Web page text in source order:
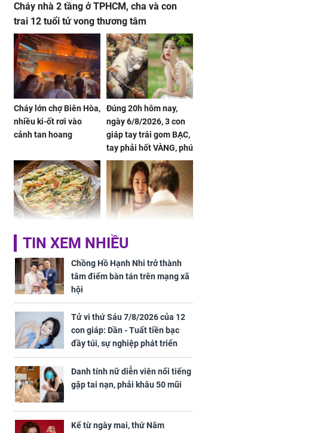
Cháy nhà 2 tầng ở TPHCM, cha và con
trai 12 tuổi tử vong thương tâm
Cháy lớn chợ Biên Hòa,
nhiều ki-ốt rơi vào
cảnh tan hoang
Đúng 20h hôm nay,
ngày 6/8/2026, 3 con
giáp tay trái gom BẠC,
tay phải hốt VÀNG, phú
quý ngập nhà, của cải
chất đầy kho
Không ngờ loại rau chỉ
vài nghìn ở chợ lại có
nhiều công dụng tốt
cho sức khỏe
Vừa ly hôn, vợ cũ sinh
đứa con giống mình
như đúc nhưng bí mật
phía sau gây sốc
Tử vi thứ Sáu
7/8/2026 của 12 con
giáp: Dần - Tuất tiền
bạc đầy túi, sự nghiệp
TIN XEM NHIỀU
Chồng Hồ Hạnh Nhi trở thành
tâm điểm bàn tán trên mạng xã
hội
Tử vi thứ Sáu 7/8/2026 của 12
con giáp: Dần - Tuất tiền bạc
đầy túi, sự nghiệp phát triển
hưng thịnh, Mão - Thân tài lộc
ảm đạm, mọi sự khó thành công
mỹ mãn
Danh tính nữ diễn viên nổi tiếng
gặp tai nạn, phải khâu 50 mũi
Kể từ ngày mai, thứ Năm